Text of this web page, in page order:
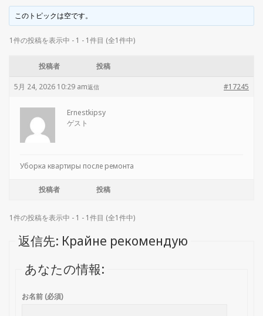
このトピックは空です。
1件の投稿を表示中 - 1 - 1件目 (全1件中)
投稿者 投稿
5月 24, 2026 10:29 am #17245
返信
Ernestkipsy
ゲスト
Уборка квартиры после ремонта
投稿者 投稿
1件の投稿を表示中 - 1 - 1件目 (全1件中)
返信先: Крайне рекомендую
あなたの情報:
お名前 (必須)